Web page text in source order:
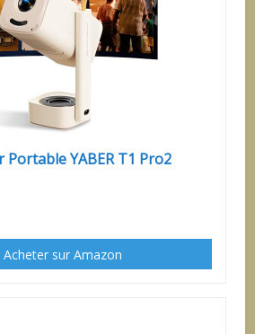
YABER T1 Pro2
Acheter sur Amazon